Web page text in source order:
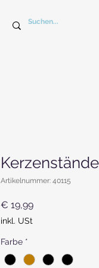
Artikelnummer: 40115
€ 19,99Preis
inkl. USt
Farbe *